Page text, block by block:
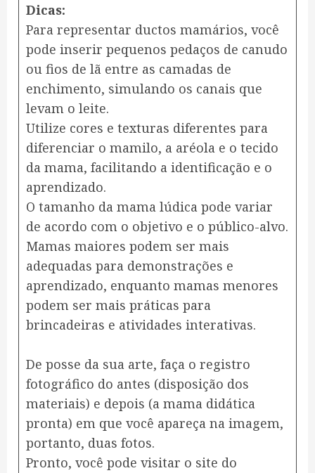
Dicas:
Para representar ductos mamários, você
pode inserir pequenos pedaços de canudo
ou fios de lã entre as camadas de
enchimento, simulando os canais que
levam o leite.
Utilize cores e texturas diferentes para
diferenciar o mamilo, a aréola e o tecido
da mama, facilitando a identificação e o
aprendizado.
O tamanho da mama lúdica pode variar
de acordo com o objetivo e o público-alvo.
Mamas maiores podem ser mais
adequadas para demonstrações e
aprendizado, enquanto mamas menores
podem ser mais práticas para
brincadeiras e atividades interativas.
De posse da sua arte, faça o registro
fotográfico do antes (disposição dos
materiais) e depois (a mama didática
pronta) em que você apareça na imagem,
portanto, duas fotos.
Pronto, você pode visitar o site do